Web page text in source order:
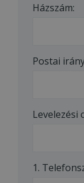
Házszám:
Postai
Levelezési
1.